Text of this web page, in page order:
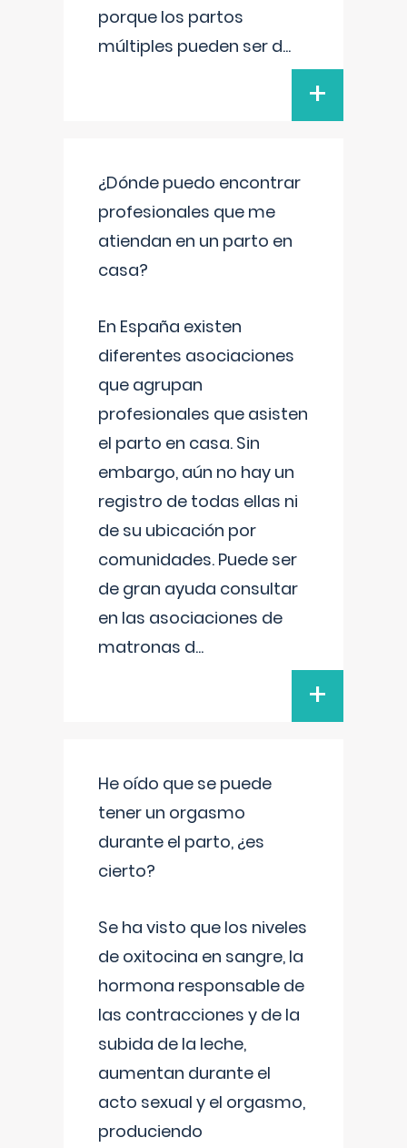
porque los partos
múltiples pueden ser d...
+
¿Dónde puedo encontrar
profesionales que me
atiendan en un parto en
casa?
En España existen
diferentes asociaciones
que agrupan
profesionales que asisten
el parto en casa. Sin
embargo, aún no hay un
registro de todas ellas ni
de su ubicación por
comunidades. Puede ser
de gran ayuda consultar
en las asociaciones de
matronas d...
+
He oído que se puede
tener un orgasmo
durante el parto, ¿es
cierto?
Se ha visto que los niveles
de oxitocina en sangre, la
hormona responsable de
las contracciones y de la
subida de la leche,
aumentan durante el
acto sexual y el orgasmo,
produciendo